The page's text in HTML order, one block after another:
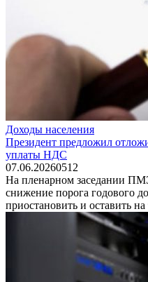
Доходы населения
Президент предложил
уплаты НДС
07.06.20260512
На пленарном заседании
снижение порога годового
приостановить и оставить